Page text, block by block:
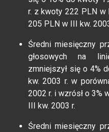
r. z kwoty 222 PLN w
205 PLN w III kw.
Średni miesięczny
głosowych na
zmniejszył się o 4%
kw. 2003 r. w
2002 r. i wzrósł o 3%
III kw. 2003 r.
Średni miesięczny